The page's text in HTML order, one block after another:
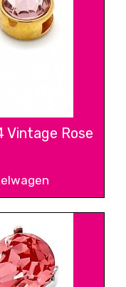
Vintage Rose